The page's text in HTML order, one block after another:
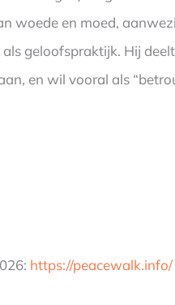
woede en moed,
geloofspraktijk. Hij
en wil vooral als
https://peacewalk.info/